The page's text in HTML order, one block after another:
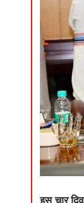
इस चार